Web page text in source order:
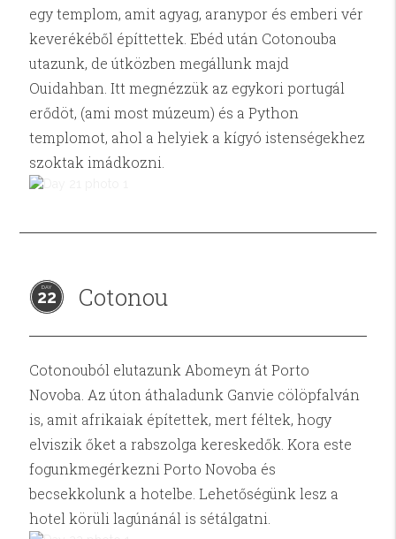
egy templom, amit agyag, aranypor és emberi vér
keverékéből építtettek. Ebéd után Cotonouba
utazunk, de útközben megállunk majd
Ouidahban. Itt megnézzük az egykori portugál
erődöt, (ami most múzeum) és a Python
templomot, ahol a helyiek a kígyó istenségekhez
szoktak imádkozni.
22 Cotonou
Cotonouból elutazunk Abomeyn át Porto
Novoba. Az úton áthaladunk Ganvie cölöpfalván
is, amit afrikaiak építettek, mert féltek, hogy
elviszik őket a rabszolga kereskedők. Kora este
fogunkmegérkezni Porto Novoba és
becsekkolunk a hotelbe. Lehetőségünk lesz a
hotel körüli lagúnánál is sétálgatni.